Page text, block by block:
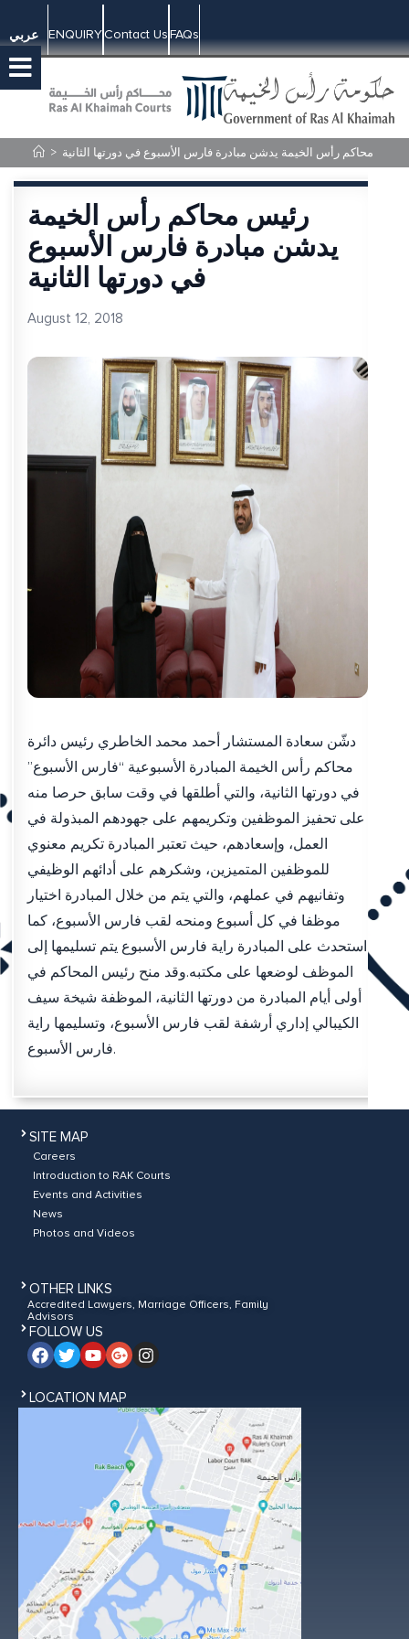
عربي ENQUIRYContact UsFAQs
> رئيس محاكم رأس الخيمة يدشن مبادرة فارس الأسبوع في دورتها الثانية
رئيس محاكم رأس الخيمة
يدشن مبادرة فارس الأسبوع
في دورتها الثانية
August 12, 2018
دشّن سعادة المستشار أحمد محمد الخاطري رئيس دائرة
محاكم رأس الخيمة المبادرة الأسبوعية “فارس الأسبوع”
في دورتها الثانية، والتي أطلقها في وقت سابق حرصا منه
على تحفيز الموظفين وتكريمهم على جهودهم المبذولة في
العمل، وإسعادهم، حيث تعتبر المبادرة تكريم معنوي
للموظفين المتميزين، وشكرهم على أدائهم الوظيفي
وتفانيهم في عملهم، والتي يتم من خلال المبادرة اختيار
موظفا في كل أسبوع ومنحه لقب فارس الأسبوع، كما
استحدث على المبادرة راية فارس الأسبوع يتم تسليمها إلى
الموظف لوضعها على مكتبه.وقد منح رئيس المحاكم في
أولى أيام المبادرة من دورتها الثانية، الموظفة شيخة سيف
الكيبالي إداري أرشفة لقب فارس الأسبوع، وتسليمها راية
فارس الأسبوع.
SITE MAP
Careers
Introduction to RAK Courts
Events and Activities
News
Photos and Videos
OTHER LINKS
Accredited Lawyers, Marriage Officers, Family
Advisors
FOLLOW US
LOCATION MAP